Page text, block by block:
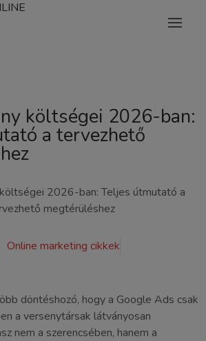
költségei 2026-ban:
a tervezhető
Online marketing cikkek
döntéshozó, hogy a Google Ads csak
a versenytársak látványosan
nem a szerencsében, hanem a